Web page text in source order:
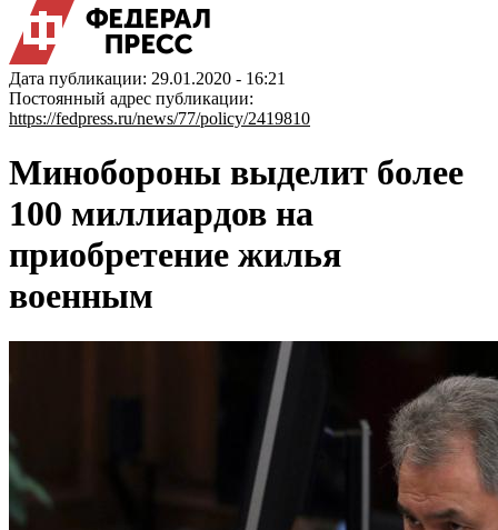
Дата публикации: 29.01.2020 - 16:21
Постоянный адрес публикации:
https://fedpress.ru/news/77/policy/2419810
Минобороны выделит более
100 миллиардов на
приобретение жилья
военным